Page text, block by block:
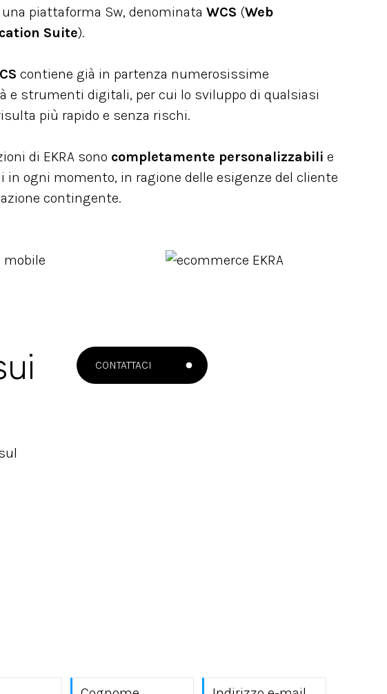
piattaforma Sw, denominata WCS (Web
Suite).
contiene già in partenza numerosissime
e strumenti digitali, per cui lo sviluppo di qualsiasi
più rapido e senza rischi.
di EKRA sono completamente personalizzabili e
in ogni momento, in ragione delle esigenze del cliente
contingente.
CONTATTACI